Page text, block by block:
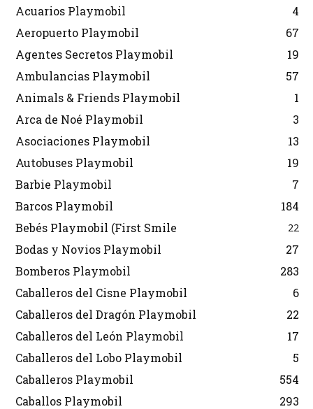
Acuarios Playmobil
4
Aeropuerto Playmobil
67
Agentes Secretos Playmobil
19
Ambulancias Playmobil
57
Animals & Friends Playmobil
1
Arca de Noé Playmobil
3
Asociaciones Playmobil
13
Autobuses Playmobil
19
Barbie Playmobil
7
Barcos Playmobil
184
Bebés Playmobil (First Smile
22
Bodas y Novios Playmobil
27
Bomberos Playmobil
283
Caballeros del Cisne Playmobil
6
Caballeros del Dragón Playmobil
22
Caballeros del León Playmobil
17
Caballeros del Lobo Playmobil
5
Caballeros Playmobil
554
Caballos Playmobil
293